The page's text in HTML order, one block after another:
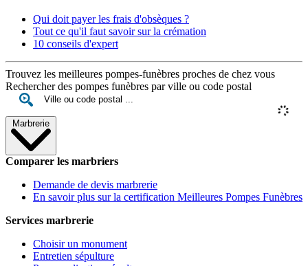
Qui doit payer les frais d'obsèques ?
Tout ce qu'il faut savoir sur la crémation
10 conseils d'expert
Trouvez les meilleures pompes-funèbres proches de chez vous
Rechercher des pompes funèbres par ville ou code postal
Marbrerie
Comparer les marbriers
Demande de devis marbrerie
En savoir plus sur la certification Meilleures Pompes Funèbres
Services marbrerie
Choisir un monument
Entretien sépulture